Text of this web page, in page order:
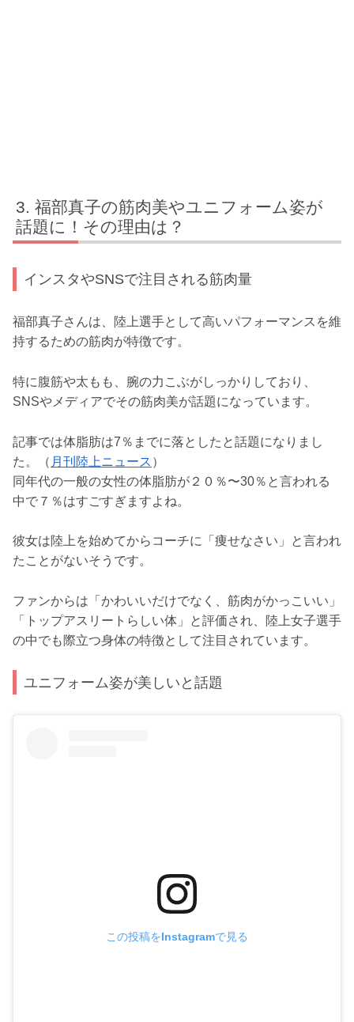
福部真子の筋肉美やユニフォーム姿が
話題に！その理由は？
インスタやSNSで注目される筋肉量
福部真子さんは、陸上選手として高いパフォーマンスを維
持するための筋肉が特徴です。
特に腹筋や太もも、腕の力こぶがしっかりしており、
SNSやメディアでその筋肉美が話題になっています。
記事では体脂肪は7％までに落としたと話題になりまし
た。（ 月刊陸上ニュース ）
同年代の一般の女性の体脂肪が２０％〜30％と言われる
中で７％はすごすぎますよね。
彼女は陸上を始めてからコーチに「痩せなさい」と言われ
たことがないそうです。
ファンからは「かわいいだけでなく、筋肉がかっこいい」
「トップアスリートらしい体」と評価され、陸上女子選手
の中でも際立つ身体の特徴として注目されています。
ユニフォーム姿が美しいと話題
この投稿をInstagramで見る